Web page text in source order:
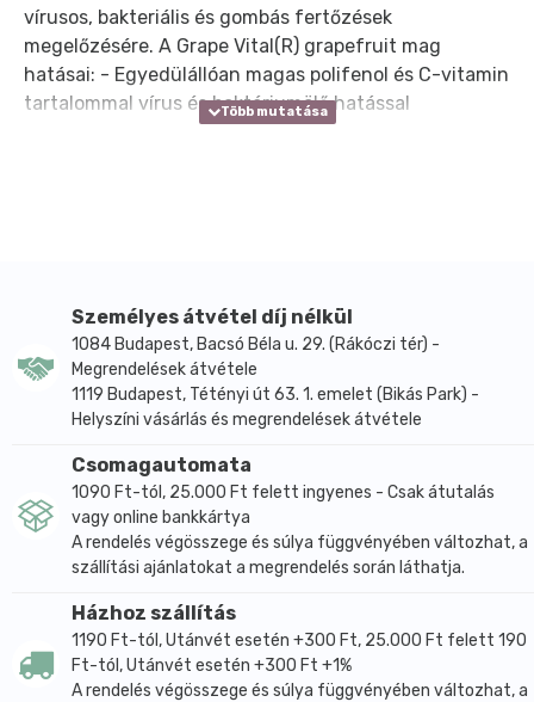
vírusos, bakteriális és gombás fertőzések
megelőzésére. A Grape Vital(R) grapefruit mag
hatásai: - Egyedülállóan magas polifenol és C-vitamin
tartalommal vírus és baktériumölő hatással
rendelkezik. - Javítja és támogatja belső szerveink
grapefruit kivonat? - Könnyen fogyasztható
kapszula. - Hatásait, klinikai és egyetemi
laboratóriumok tesztjei is igazolják! - A készítmény
növényvédőszer és tartósítószer maradvány mentes
grapefruit kivonatot tartalmaz. - Összetevői
Kermi által bevizsgált és certifikált termék! Tartalom:
60 db kapszula - Egy kapszula 30 grapefruitmag
cseppnek felel meg. Adagolás: Megelőzésre: 80
kilogrammonként 1 kapszula. Betegségre: 30
Személyes átvétel díj nélkül
1084 Budapest, Bacsó Béla u. 29. (Rákóczi tér) -
Megrendelések átvétele
1119 Budapest, Tétényi út 63. 1. emelet (Bikás Park) -
Helyszíni vásárlás és megrendelések átvétele
Csomagautomata
1090 Ft-tól, 25.000 Ft felett ingyenes - Csak átutalás
vagy online bankkártya
A rendelés végösszege és súlya függvényében változhat, a
szállítási ajánlatokat a megrendelés során láthatja.
Házhoz szállítás
1190 Ft-tól, Utánvét esetén +300 Ft, 25.000 Ft felett 190
Ft-tól, Utánvét esetén +300 Ft +1%
A rendelés végösszege és súlya függvényében változhat, a